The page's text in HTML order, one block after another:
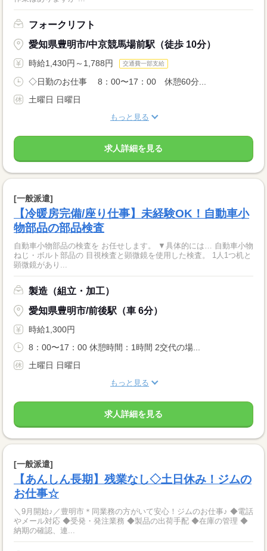
フォークリフト
愛知県豊明市/中京競馬場前駅（徒歩 10分）
時給1,430円～1,788円 交通費一部支給
◇日勤のお仕事 8：00〜17：00 休憩60分...
土曜日 日曜日
もっと見る
求人詳細を見る
[一般派遣]
【冷暖房完備/座り仕事】未経験OK！自動車小
物部品の部品検査
自動車小物部品の検査を お任せします。 ▼具体的には… 自動車小物
ねじ・ボルト部品の 目視検査と顕微鏡を使用した検査。 1人1つ机と
顕微鏡があり...
製造（組立・加工）
愛知県豊明市/前後駅（車 6分）
時給1,300円
8：00〜17：00 休憩時間：1時間 2交代の場...
土曜日 日曜日
もっと見る
求人詳細を見る
[一般派遣]
【あんしん長期】残業なし◇土日休み！ジムの
お仕事☆
＼9月開始♪／豊明市＊同業務の方がいて安心！ジムのお仕事♪ ◆電話
やメール対応 ◆受発・発注業務 ◆製品の出荷手配 ◆在庫の管理 ◆
納期の確認、連...